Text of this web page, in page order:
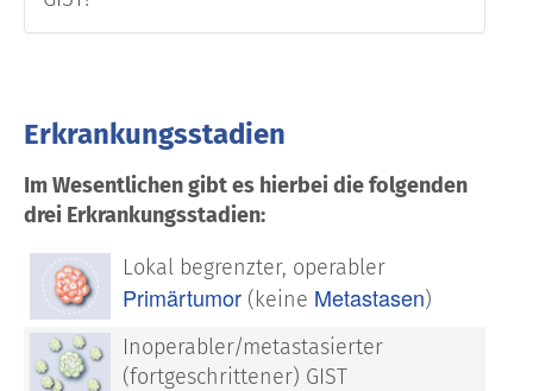
Erkrankungsstadien
Im Wesentlichen gibt es hierbei die folgenden
drei Erkrankungsstadien:
Lokal begrenzter, operabler
Primärtumor (keine Metastasen)
Inoperabler/metastasierter
(fortgeschrittener) GIST